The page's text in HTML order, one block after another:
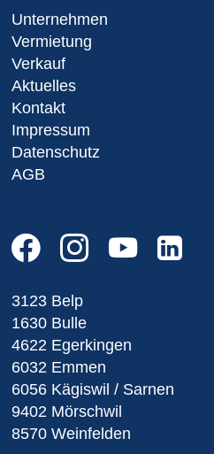
Unternehmen
Vermietung
Verkauf
Aktuelles
Kontakt
Impressum
Datenschutz
AGB
3123 Belp
1630 Bulle
4622 Egerkingen
6032 Emmen
6056 Kägiswil / Sarnen
9402 Mörschwil
8570 Weinfelden